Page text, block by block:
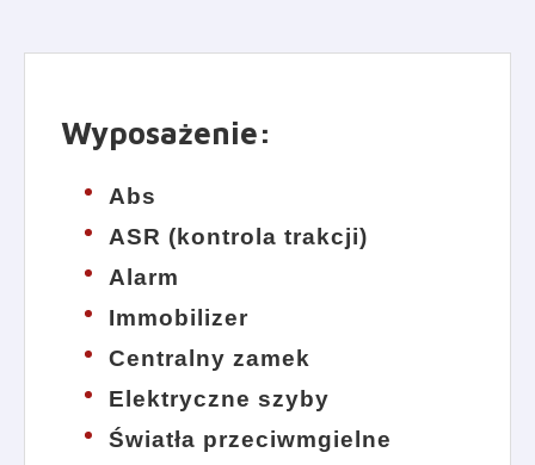
Wyposażenie:
Abs
ASR (kontrola trakcji)
Alarm
Immobilizer
Centralny zamek
Elektryczne szyby
Światła przeciwmgielne